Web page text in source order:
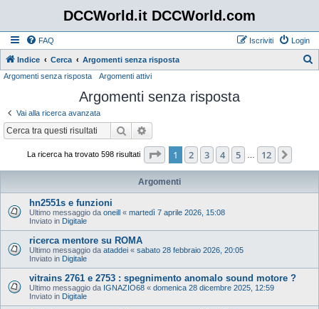
DCCWorld.it DCCWorld.com
FAQ Login
Iscriviti
Indice Cerca Argomenti senza risposta
Argomenti senza risposta Argomenti attivi
Argomenti senza risposta
Vai alla ricerca avanzata
Cerca
La ricerca ha trovato 598 risultati Pagina di 12
1 2 3 4 5 12
Argomenti
hn2551s e funzioni
Ultimo messaggio da oneill « martedì 7 aprile 2026, 15:08
Inviato in Digitale
ricerca mentore su ROMA
Ultimo messaggio da ataddei « sabato 28 febbraio 2026, 20:05
Inviato in Digitale
vitrains 2761 e 2753 : spegnimento anomalo sound motore ?
Ultimo messaggio da IGNAZIO68 « domenica 28 dicembre 2025, 12:59
Inviato in Digitale